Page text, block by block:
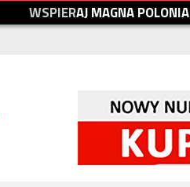
WSPIERAJMAGNAPOLONIA